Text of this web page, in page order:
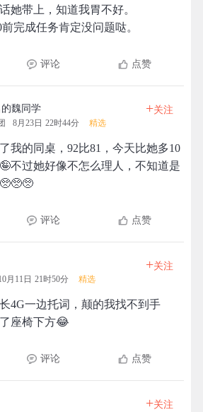
她带上，知道我胃不好。
完成任务肯定没问题哒。
评论 点赞
魏同学
8月23日 22时44分 精选
+关注
我的同桌，92比81，今天比她多10
不过她好像不怎么理人，不知道是
评论 点赞
月11日 21时50分 精选
+关注
4G一边托词，颠的我找不到手
座椅下方😂
评论 点赞
+关注